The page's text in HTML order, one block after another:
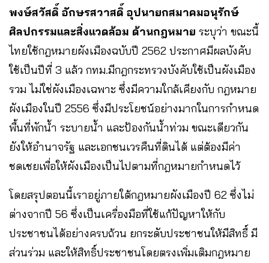
พงษ์สวัสดิ์ อักษรสวาสดิ์ อุปนายกสมาคมอนุรักษ์
ศิลปกรรมและสิ่งแวดล้อม ด้านกฎหมาย ระบุว่า ขณะนี้
ไทยใช้กฎหมายผังเมืองฉบับปี 2562 ประกาศมีผลบังคับ
ใช้เป็นปีที่ 3 แล้ว กทม.มีกฎกระทรวงบังคับใช้เป็นผังเมือง
รวม ไม่ใช่ผังเมืองเฉพาะ ซึ่งมีความใกล้เคียงกับ กฎหมาย
ผังเมืองในปี 2556 ซึ่งมีประโยชน์อย่างมากในการกำหนด
พื้นที่พักน้ำ ระบายน้ำ และป้องกันน้ำท่วม ขณะเดียวกัน
ยังให้อำนาจรัฐ และเอกชนเวรคืนที่ดินได้ แต่ต้องมีค่า
ชดเชยเพื่อให้ผังเมืองเป็นไปตามที่กฎหมายกำหนดไว้
โดยสรุปตอนนี้เราอยู่ภายใต้กฎหมายผังเมืองปี 62 ซึ่งไม่
ต่างจากปี 56 ซึ่งเป็นเครื่องมือที่ใช้แก้ปัญหาให้กับ
ประชาชนได้อย่างครบถ้วน ยกระดับประชาชนให้มีสิทธื์ มี
ส่วนร่วม และให้สิทธิ์ประชาชนโดยตรงเพิ่มเติมกฎหมาย